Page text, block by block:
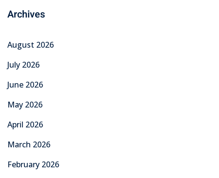
Archives
August 2026
July 2026
June 2026
May 2026
April 2026
March 2026
February 2026